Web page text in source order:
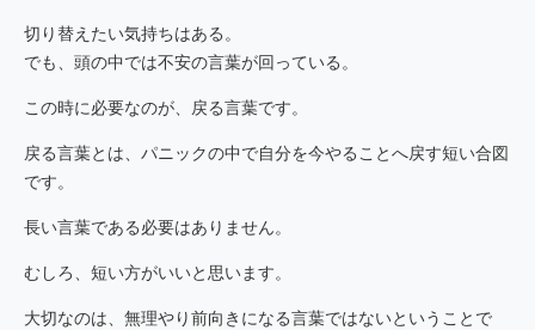
切り替えたい気持ちはある。
でも、頭の中では不安の言葉が回っている。
この時に必要なのが、戻る言葉です。
戻る言葉とは、パニックの中で自分を今やることへ戻す短い合図
です。
長い言葉である必要はありません。
むしろ、短い方がいいと思います。
大切なのは、無理やり前向きになる言葉ではないということで